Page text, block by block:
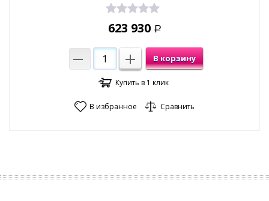
623 930 Р
В корзину
Купить в 1 клик
В избранное Сравнить